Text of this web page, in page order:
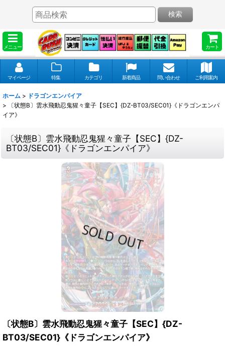
メニュー カート
検索
マイページ 特集 カテゴリ 新着商品 問い合わせ ご利用案内
ホーム > ドラゴンエンパイア
>
〔状態B〕雲水飛動忍鬼猩々童子【SEC】{DZ-BT03/SEC01}《ドラゴンエンパ
イア》
〔状態B〕雲水飛動忍鬼猩々童子【SEC】{DZ-
BT03/SEC01}《ドラゴンエンパイア》
〔状態B〕雲水飛動忍鬼猩々童子【SEC】{DZ-
BT03/SEC01}《ドラゴンエンパイア》